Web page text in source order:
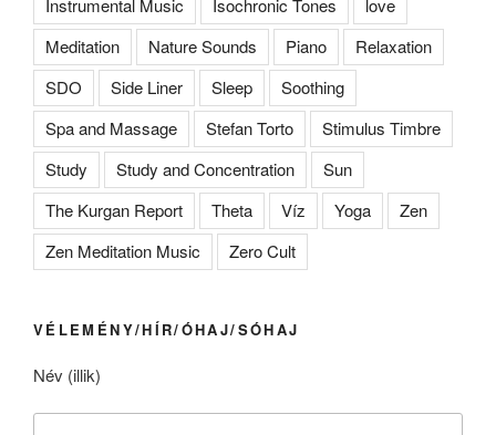
Instrumental Music Isochronic Tones
love
Meditation
Nature Sounds Piano
Relaxation
SDO
Side Liner Sleep
Soothing
Spa and Massage
Stefan Torto
Stimulus Timbre
Study
Study and Concentration
Sun
The Kurgan Report
Theta Víz Yoga
Zen
Zen Meditation Music
Zero Cult
VÉLEMÉNY/HÍR/ÓHAJ/SÓHAJ
Név (illik)